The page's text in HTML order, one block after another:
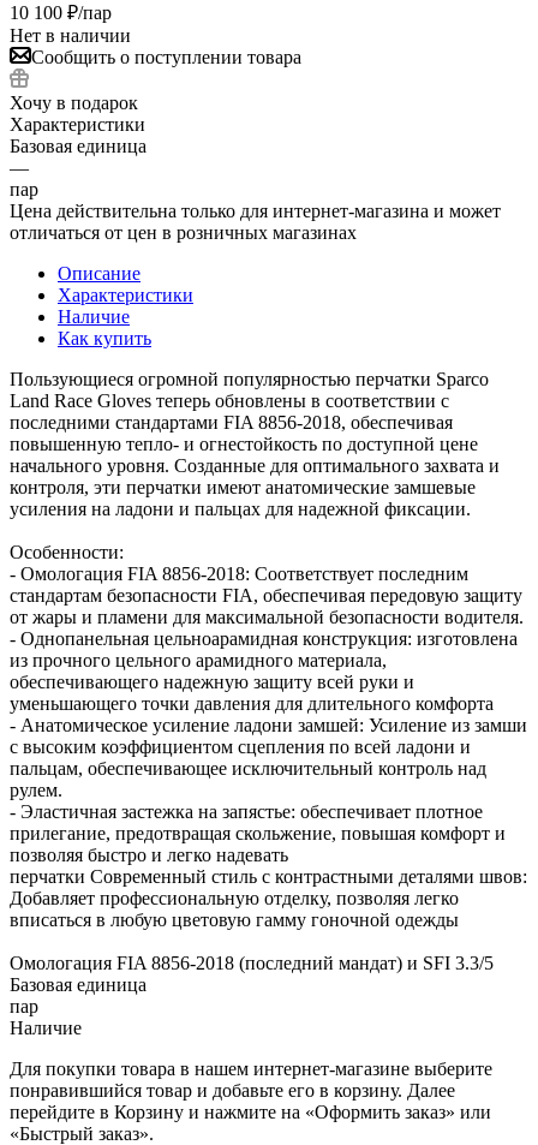
10 100 ₽/пар
Нет в наличии
Сообщить о поступлении товара
Хочу в подарок
Характеристики
Базовая единица
—
пар
Цена действительна только для интернет-магазина и может
отличаться от цен в розничных магазинах
Описание
Характеристики
Наличие
Как купить
Пользующиеся огромной популярностью перчатки Sparco
Land Race Gloves теперь обновлены в соответствии с
последними стандартами FIA 8856-2018, обеспечивая
повышенную тепло- и огнестойкость по доступной цене
начального уровня. Созданные для оптимального захвата и
контроля, эти перчатки имеют анатомические замшевые
усиления на ладони и пальцах для надежной фиксации.
Особенности:
- Омологация FIA 8856-2018: Соответствует последним
стандартам безопасности FIA, обеспечивая передовую защиту
от жары и пламени для максимальной безопасности водителя.
- Однопанельная цельноарамидная конструкция: изготовлена
из прочного цельного арамидного материала,
обеспечивающего надежную защиту всей руки и
уменьшающего точки давления для длительного комфорта
- Анатомическое усиление ладони замшей: Усиление из замши
с высоким коэффициентом сцепления по всей ладони и
пальцам, обеспечивающее исключительный контроль над
рулем.
- Эластичная застежка на запястье: обеспечивает плотное
прилегание, предотвращая скольжение, повышая комфорт и
позволяя быстро и легко надевать
перчатки Современный стиль с контрастными деталями швов:
Добавляет профессиональную отделку, позволяя легко
вписаться в любую цветовую гамму гоночной одежды
Омологация FIA 8856-2018 (последний мандат) и SFI 3.3/5
Базовая единица
пар
Наличие
Для покупки товара в нашем интернет-магазине выберите
понравившийся товар и добавьте его в корзину. Далее
перейдите в Корзину и нажмите на «Оформить заказ» или
«Быстрый заказ».